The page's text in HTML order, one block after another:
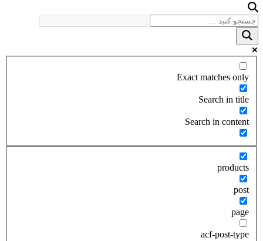
Exact matches only
Search in title
Search in content
products
post
page
acf-post-type